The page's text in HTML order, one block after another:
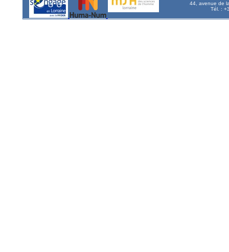
44, avenue de
Tél. :